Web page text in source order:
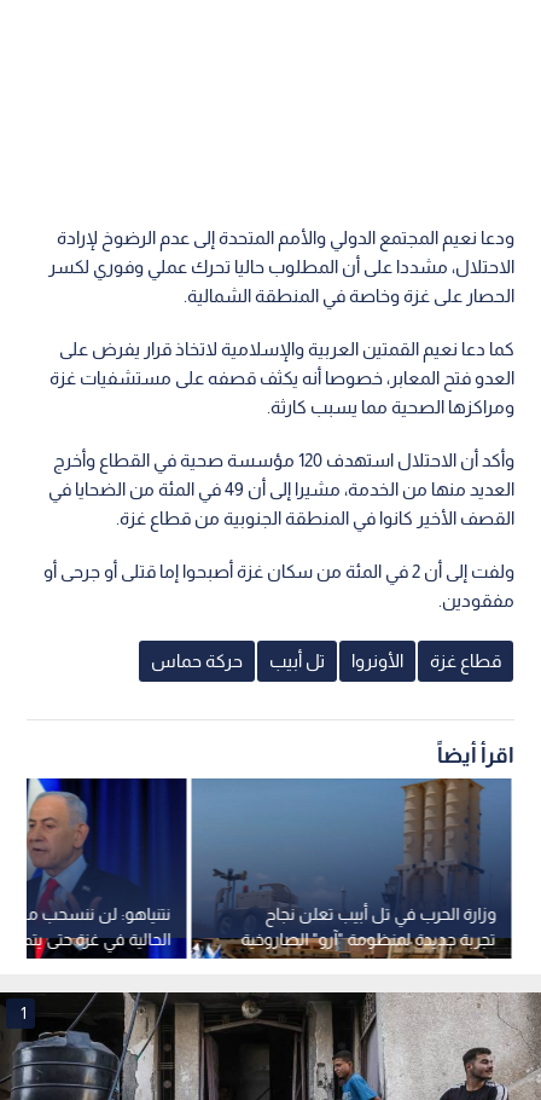
ودعا نعيم المجتمع الدولي والأمم المتحدة إلى عدم الرضوخ لإرادة
الاحتلال، مشددا على أن المطلوب حاليا تحرك عملي وفوري لكسر
الحصار على غزة وخاصة في المنطقة الشمالية.
كما دعا نعيم القمتين العربية والإسلامية لاتخاذ قرار يفرض على
العدو فتح المعابر، خصوصا أنه يكثف قصفه على مستشفيات غزة
ومراكزها الصحية مما يسبب كارثة.
وأكد أن الاحتلال استهدف 120 مؤسسة صحية في القطاع وأخرج
العديد منها من الخدمة، مشيرا إلى أن 49 في المئة من الضحايا في
القصف الأخير كانوا في المنطقة الجنوبية من قطاع غزة.
ولفت إلى أن 2 في المئة من سكان غزة أصبحوا إما قتلى أو جرحى أو
مفقودين.
قطاع غزة الأونروا تل أبيب حركة حماس
اقرأ أيضاً
نتنياهو: لن ننسحب من
الحالية في غزة حتى يتم
حماس بالكامل.. فيديو
وزارة الحرب في تل أبيب تعلن نجاح
تجربة جديدة لمنظومة "آرو" الصاروخية
بعيدة المدى
1